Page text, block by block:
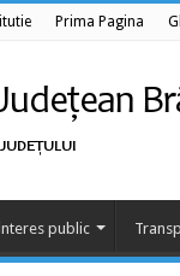
Prima Pagina
public